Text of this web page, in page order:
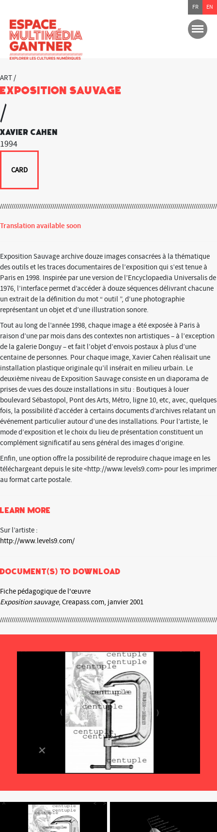
ART /
Exposition sauvage
/
Xavier Cahen
1994
CARD
Translation available soon
Exposition Sauvage archive douze images consacrées à la thématique
des outils et les traces documentaires de l’exposition qui s’est tenue à
Paris en 1998. Inspirée par une version de l’Encyclopaedia Universalis de
1976, l’interface permet d’accéder à douze séquences délivrant chacune
un extrait de la définition du mot “ outil ”, d’une photographie
représentant un objet et d’une illustration sonore.
Tout au long de l’année 1998, chaque image a été exposée à Paris à
raison d’une par mois dans des contextes non artistiques – à l’exception
de la galerie Donguy – et fait l’objet d’envois postaux à plus d’une
centaine de personnes. Pour chaque image, Xavier Cahen réalisait une
installation plastique originale qu’il insérait en milieu urbain. Le
deuxième niveau de Exposition Sauvage consiste en un diaporama de
prises de vues des douze installations in situ : Boutiques à louer
boulevard Sébastopol, Pont des Arts, Métro, ligne 10, etc, avec, quelques
fois, la possibilité d’accéder à certains documents d’archives relatant un
événement particulier autour d’une des installations. Pour l’artiste, le
mode d’exposition et le choix du lieu de présentation constituent un
complément significatif au sens général des images d’origine.
Enfin, une option offre la possibilité de reproduire chaque image en les
téléchargeant depuis le site <http://www.levels9.com> pour les imprimer
au format carte postale.
Learn more
Sur l’artiste :
http://www.levels9.com/
Document(s) to download
Fiche pédagogique de l'œuvre
Exposition sauvage, Creapass.com, janvier 2001
FR EN